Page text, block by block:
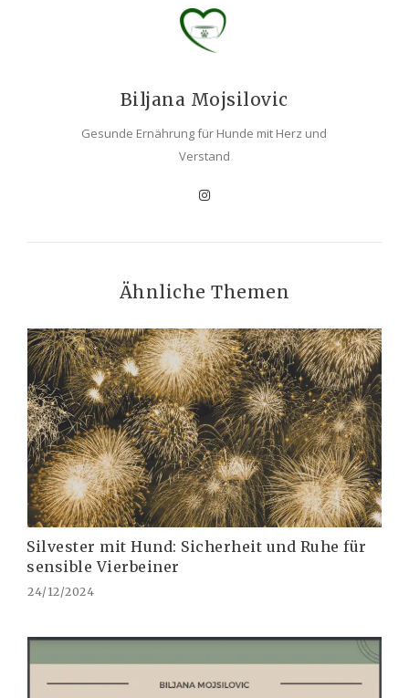
Biljana Mojsilovic
Gesunde Ernährung für Hunde mit Herz und
Verstand
Ähnliche Themen
Silvester mit Hund: Sicherheit und Ruhe für
sensible Vierbeiner
24/12/2024